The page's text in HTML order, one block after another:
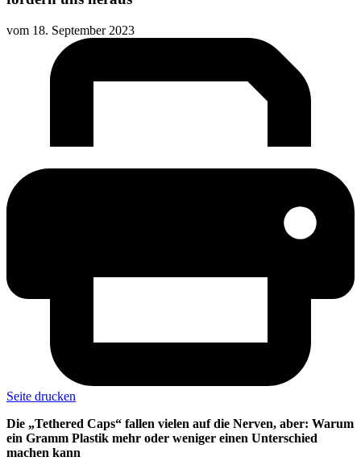
vom 18. September 2023
Seite drucken
Die „Tethered Caps“ fallen vielen auf die Nerven, aber: Warum
ein Gramm Plastik mehr oder weniger einen Unterschied
machen kann